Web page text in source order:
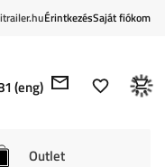
ÉrintkezésSaját fiókom
(eng)
Outlet